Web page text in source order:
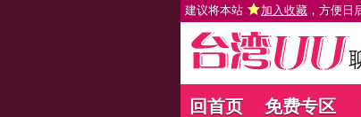
建议将本站 加入收藏 ，方便日
回首页 免费专区